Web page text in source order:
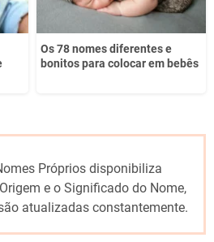
Os 78 nomes diferentes e
bonitos para colocar em bebês
Próprios disponibiliza
e o Significado do Nome,
atualizadas constantemente.